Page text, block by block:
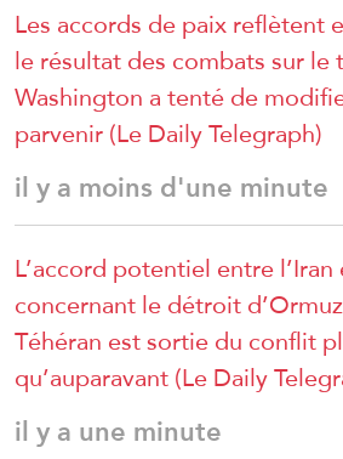
Les accords de paix reflètent
le résultat des combats sur le
Washington a tenté de
parvenir (Le Daily Telegraph)
il y a moins d'une minute
L’accord potentiel entre
concernant le détroit
Téhéran est sortie du conflit
qu’auparavant (Le Daily
il y a une minute